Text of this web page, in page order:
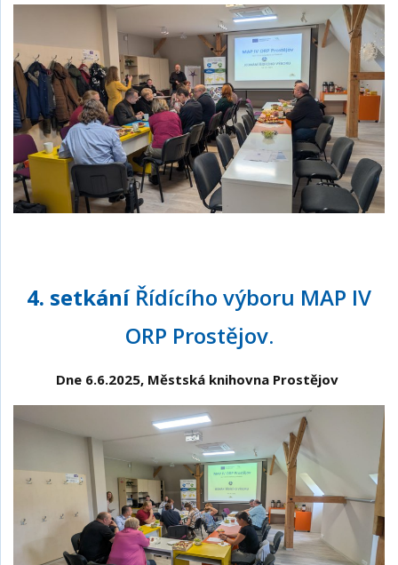
4. setkání Řídícího výboru MAP IV
ORP Prostějov.
Dne 6.6.2025, Městská knihovna Prostějov